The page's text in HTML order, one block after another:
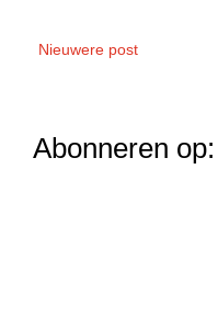
Nieuwere post
Abonneren op: